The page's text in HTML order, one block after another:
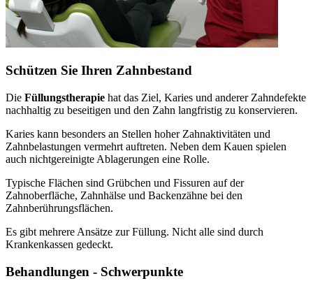
Schützen Sie Ihren Zahnbestand
Die Füllungstherapie hat das Ziel, Karies und anderer Zahndefekte
nachhaltig zu beseitigen und den Zahn langfristig zu konservieren.
Karies kann besonders an Stellen hoher Zahnaktivitäten und
Zahnbelastungen vermehrt auftreten. Neben dem Kauen spielen
auch nichtgereinigte Ablagerungen eine Rolle.
Typische Flächen sind Grübchen und Fissuren auf der
Zahnoberfläche, Zahnhälse und Backenzähne bei den
Zahnberührungsflächen.
Es gibt mehrere Ansätze zur Füllung. Nicht alle sind durch
Krankenkassen gedeckt.
Behandlungen - Schwerpunkte